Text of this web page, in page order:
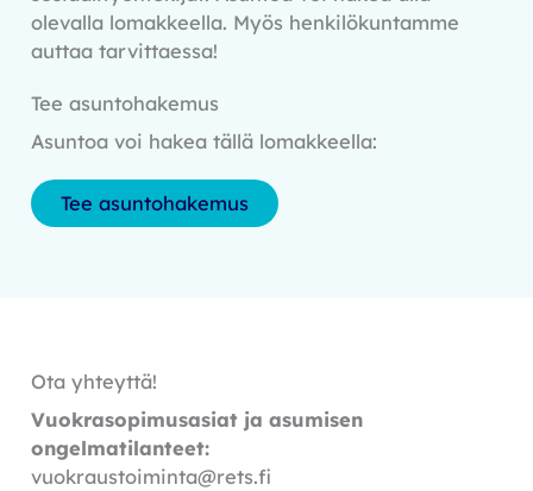
olevalla lomakkeella. Myös henkilökuntamme
auttaa tarvittaessa!
Tee asuntohakemus
Asuntoa voi hakea tällä lomakkeella:
Tee asuntohakemus
Ota yhteyttä!
Vuokrasopimusasiat ja asumisen
ongelmatilanteet:
vuokraustoiminta@rets.fi